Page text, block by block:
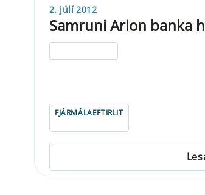
2. júlí 2012
Samruni Arion banka
FJÁRMÁLAEFTIRLIT